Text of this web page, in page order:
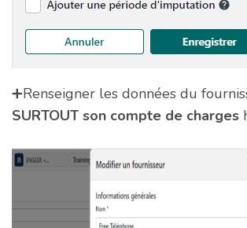
➕Renseigner les données du
SURTOUT son compte de charges